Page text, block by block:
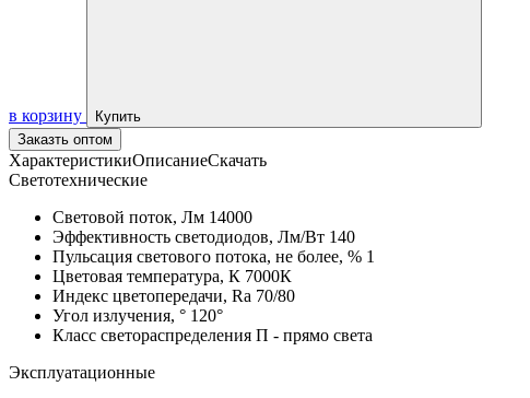
в корзину
Купить
Заказть оптом
ХарактеристикиОписаниеСкачать
Светотехнические
Световой поток, Лм 14000
Эффективность светодиодов, Лм/Вт 140
Пульсация светового потока, не более, % 1
Цветовая температура, К 7000К
Индекс цветопередачи, Ra 70/80
Угол излучения, ° 120°
Класс светораспределения П - прямо света
Эксплуатационные